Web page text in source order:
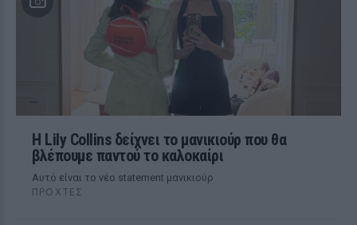
Η Lily Collins δείχνει το μανικιούρ που θα
βλέπουμε παντού το καλοκαίρι
Αυτό είναι το νέο statement μανικιούρ
ΠΡΟΧΤΈΣ